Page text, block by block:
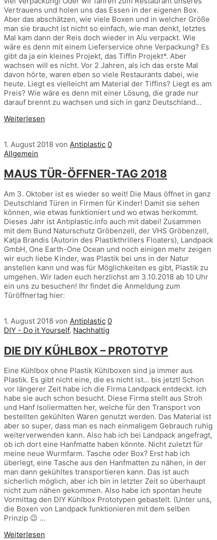
Vertrauens und holen uns das Essen in der eigenen Box.
Aber das abschätzen, wie viele Boxen und in welcher Größe
man sie braucht ist nicht so einfach, wie man denkt, letztes
Mal kam dann der Reis doch wieder in Alu verpackt. Wie
wäre es denn mit einem Lieferservice ohne Verpackung? Es
gibt da ja ein kleines Projekt, das Tiffin Projekt*. Aber
wachsen will es nicht. Vor 2 Jahren, als ich das erste Mal
davon hörte, waren eben so viele Restaurants dabei, wie
heute. Liegt es vielleicht am Material der Tiffins? Liegt es am
Preis? Wie wäre es denn mit einer Lösung, die grade nur
darauf brennt zu wachsen und sich in ganz Deutschland…
Weiterlesen
1. August 2018 von Antiplastic 0
Allgemein
MAUS TÜR-ÖFFNER-TAG 2018
Am 3. Oktober ist es wieder so weit! Die Maus öffnet in ganz
Deutschland Türen in Firmen für Kinder! Damit sie sehen
können, wie etwas funktioniert und wo etwas herkommt.
Dieses Jahr ist Antiplastic.info auch mit dabei! Zusammen
mit dem Bund Naturschutz Gröbenzell, der VHS Gröbenzell,
Katja Brandis (Autorin des Plastikthrillers Floaters), Landpack
GmbH, One Earth-One Ocean und noch einigen mehr zeigen
wir euch liebe Kinder, was Plastik bei uns in der Natur
anstellen kann und was für Möglichkeiten es gibt, Plastik zu
umgehen. Wir laden euch herzlichst am 3.10.2018 ab 10 Uhr
ein uns zu besuchen! Ihr findet die Anmeldung zum
Türöffnertag hier:
1. August 2018 von Antiplastic 0
DIY - Do it Yourself, Nachhaltig
DIE DIY KÜHLBOX – PROTOTYP
Eine Kühlbox ohne Plastik Kühlboxen sind ja immer aus
Plastik. Es gibt nicht eine, die es nicht ist… bis jetzt! Schon
vor längerer Zeit habe ich die Firma Landpack entdeckt. Ich
habe sie auch schon besucht. Diese Firma stellt aus Stroh
und Hanf Isoliermatten her, welche für den Transport von
bestellten gekühlten Waren genutzt werden. Das Material ist
aber so super, dass man es nach einmaligem Gebrauch ruhig
weiterverwenden kann. Also hab ich bei Landpack angefragt,
ob ich dort eine Hanfmatte haben könnte. Nicht zuletzt für
meine neue Wurmfarm. Tasche oder Box? Erst hab ich
überlegt, eine Tasche aus den Hanfmatten zu nähen, in der
man dann gekühltes transportieren kann. Das ist auch
sicherlich möglich, aber ich bin in letzter Zeit so überhaupt
nicht zum nähen gekommen. Also habe ich spontan heute
Vormittag den DIY Kühlbox Prototypen gebastelt. (Unter uns,
die Boxen von Landpack funktionieren mit dem selben
Prinzip 😉 …
Weiterlesen